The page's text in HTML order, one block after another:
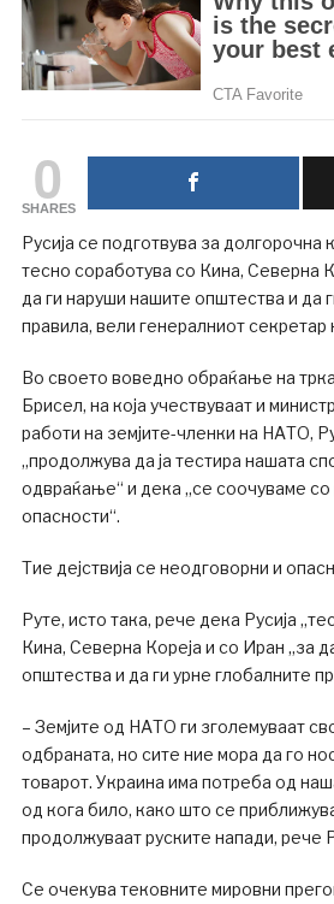
0
SHARES
Русија се подготвува за долгорочна
тесно соработува со Кина, Северна
да ги наруши нашите општества и да
правила, вели генералниот
Во своето воведно обраќање на
Брисел, на која учествуваат и
работи на земјите-членки на НАТО,
„продолжува да ја тестира нашата
одвраќање“ и дека „се соочуваме со
опасности“.
Тие дејствија се неодговорни и
Руте, исто така, рече дека Русија
Кина, Северна Кореја и со Иран „за
општества и да ги урне глобалните
– Земјите од НАТО ги зголемуваат
одбраната, но сите ние мора да го
товарот. Украина има потреба од
од кога било, како што се
продолжуваат руските напади, рече
Се очекува тековните мировни